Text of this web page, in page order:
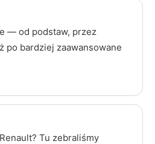
— od podstaw, przez
po bardziej zaawansowane
Tu zebraliśmy